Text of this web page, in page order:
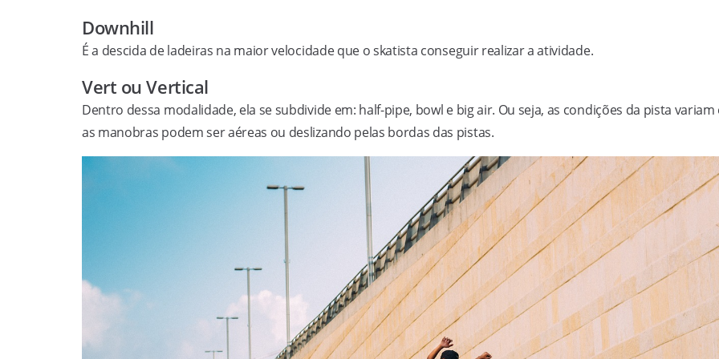
Downhill
É a descida de ladeiras na maior velocidade que o skatista conseguir realizar a atividade.
Vert ou Vertical
Dentro dessa modalidade, ela se subdivide em: half-pipe, bowl e big air. Ou seja, as condições da pista variam
as manobras podem ser aéreas ou deslizando pelas bordas das pistas.